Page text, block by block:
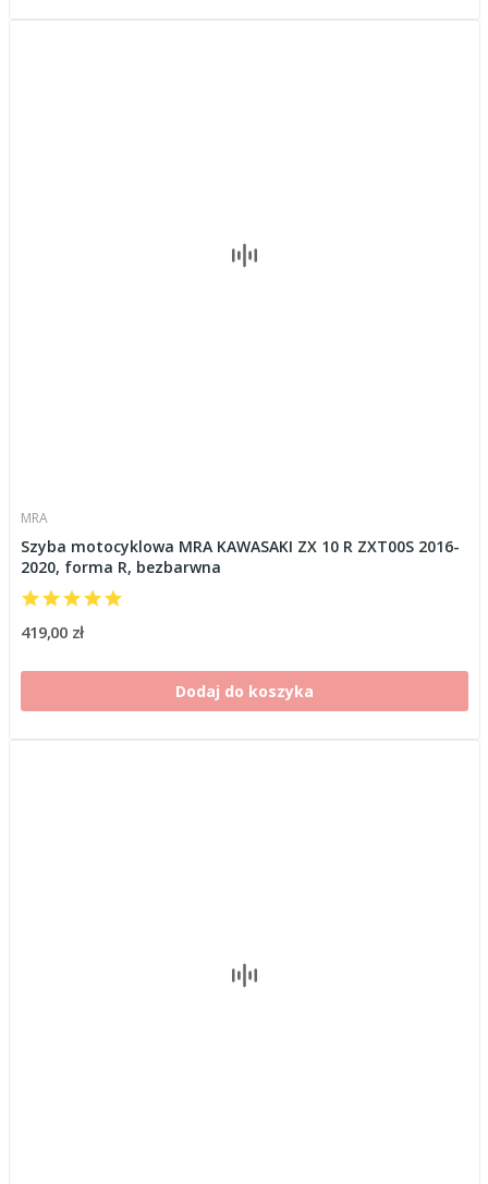
MRA
Szyba motocyklowa MRA KAWASAKI ZX 10 R ZXT00S 2016-
2020, forma R, bezbarwna
419,00 zł
Dodaj do koszyka